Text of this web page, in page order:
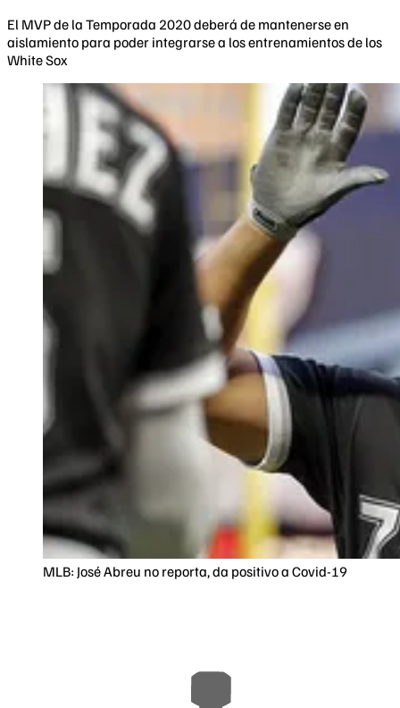
El MVP de la Temporada 2020 deberá de mantenerse en
aislamiento para poder integrarse a los entrenamientos de los
White Sox
MLB: José Abreu no reporta, da positivo a Covid-19